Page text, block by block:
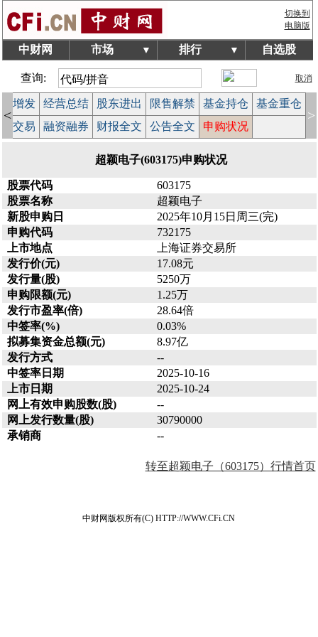
切换到
电脑版
中财网 市场 ▼ 排行 ▼ 自选股
查询: 取消
<
增发 经营总结 股东进出 限售解禁 基金持仓
基金重仓
交易
融资融券 财报全文 公告全文 申购状况
>
超颖电子(603175)申购状况
股票代码
603175
股票名称
超颖电子
新股申购日
2025年10月15日周三(完)
申购代码
732175
上市地点
上海证券交易所
发行价(元)
17.08元
发行量(股)
5250万
申购限额(元)
1.25万
发行市盈率(倍)
28.64倍
中签率(%)
0.03%
拟募集资金总额(元)
8.97亿
发行方式
--
中签率日期
2025-10-16
上市日期
2025-10-24
网上有效申购股数(股)
--
网上发行数量(股)
30790000
承销商
--
转至超颖电子（603175）行情首页
中财网版权所有(C) HTTP://WWW.CFi.CN